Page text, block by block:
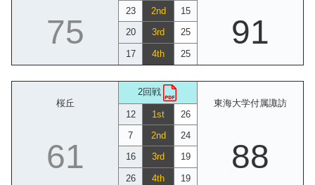
75
23 2nd 15
91
20 3rd 25
17 4th 25
桜丘
2回戦
東海大学付属諏訪
12
1st 26
61
7 2nd 24
88
16 3rd 19
26 4th 19